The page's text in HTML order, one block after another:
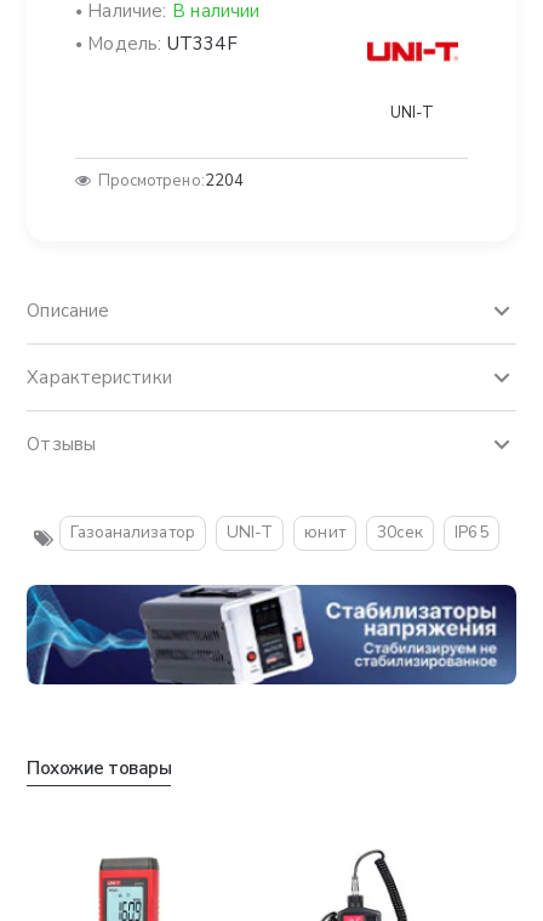
Наличие: В наличии
Модель: UT334F
UNI-T
Просмотрено:2204
Описание
Характеристики
Отзывы
Газоанализатор UNI-T юнит 30сек IP65
Похожие товары